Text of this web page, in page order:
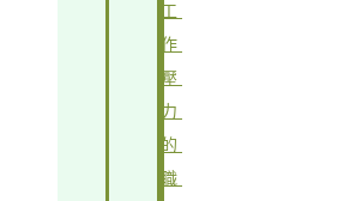
工
作
壓
力
的
職